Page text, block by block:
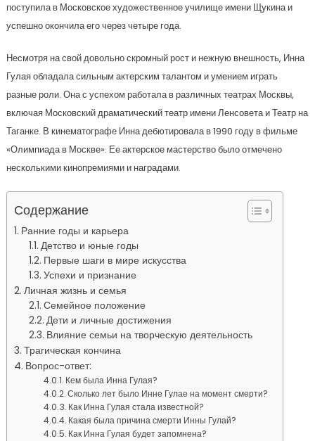
поступила в Московское художественное училище имени Щукина и
успешно окончила его через четыре года.
Несмотря на свой довольно скромный рост и нежную внешность, Инна
Гулая обладала сильным актерским талантом и умением играть
разные роли. Она с успехом работала в различных театрах Москвы,
включая Московский драматический театр имени Ленсовета и Театр на
Таганке. В кинематографе Инна дебютировала в 1990 году в фильме
«Олимпиада в Москве». Ее актерское мастерство было отмечено
несколькими кинопремиями и наградами.
Содержание
Ранние годы и карьера
Детство и юные годы
Первые шаги в мире искусства
Успехи и признание
Личная жизнь и семья
Семейное положение
Дети и личные достижения
Влияние семьи на творческую деятельность
Трагическая кончина
Вопрос-ответ:
Кем была Инна Гулая?
Сколько лет было Инне Гулае на момент смерти?
Как Инна Гулая стала известной?
Какая была причина смерти Инны Гулай?
Как Инна Гулая будет запомнена?